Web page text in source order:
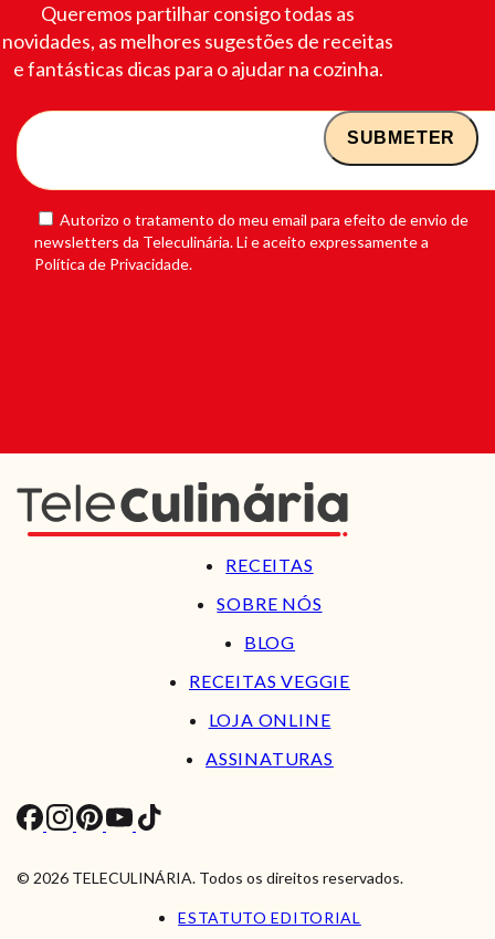
Queremos partilhar consigo todas as
novidades, as melhores sugestões de receitas
e fantásticas dicas para o ajudar na cozinha.
Autorizo o tratamento do meu email para efeito de envio de
newsletters da Teleculinária. Li e aceito expressamente a
Política de Privacidade.
RECEITAS
SOBRE NÓS
BLOG
RECEITAS VEGGIE
LOJA ONLINE
ASSINATURAS
© 2026 TELECULINÁRIA. Todos os direitos reservados.
ESTATUTO EDITORIAL